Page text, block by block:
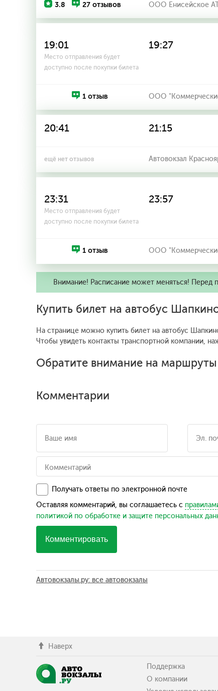
3.8 27 отзывов ООО Енисейское
19:01
Место отправления будет
доступно после покупки билета
19:27
1 отзыв ООО
20:41 21:15
ещё нет отзывов Автовокзал
23:31
Место отправления будет
доступно после покупки билета
23:57
1 отзыв ООО
Внимание! Расписание может меняться! Перед
Купить билет на автобус
На странице можно купить билет на автобус
Чтобы увидеть контакты транспортной компании,
Обратите внимание на маршруты
Комментарии
Получать ответы по электронной почте
Оставляя комментарий, вы соглашаетесь с
политикой по обработке и защите персональных
Комментировать
Автовокзалы.ру: все автовокзалы
Наверх
Поддержка
О компании